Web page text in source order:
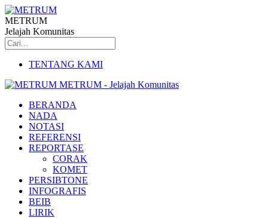
METRUM
Jelajah Komunitas
TENTANG KAMI
METRUM - Jelajah Komunitas
BERANDA
NADA
NOTASI
REFERENSI
REPORTASE
CORAK
KOMET
PERSIBTONE
INFOGRAFIS
BEIB
LIRIK